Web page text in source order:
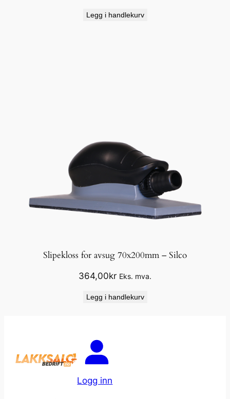
Legg i handlekurv
Slipekloss for avsug 70x200mm – Silco
364,00kr Eks. mva.
Legg i handlekurv
Logg inn